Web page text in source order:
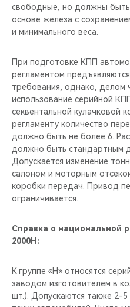
свободные, но должны
основе железа с
и минимального веса.
При подготовке КПП
регламентом
требования, однако, делом
использование серийной
секвентальной кулачковой
регламенту количество
должно быть не более 6.
должно быть стандартным
Допускается изменение
салоном и моторным
коробки передач. Привод
ограничивается.
Справка о национальной
2000Н:
К группе «Н» относятся
заводом изготовителем в
шт.). Допускаются также 2-